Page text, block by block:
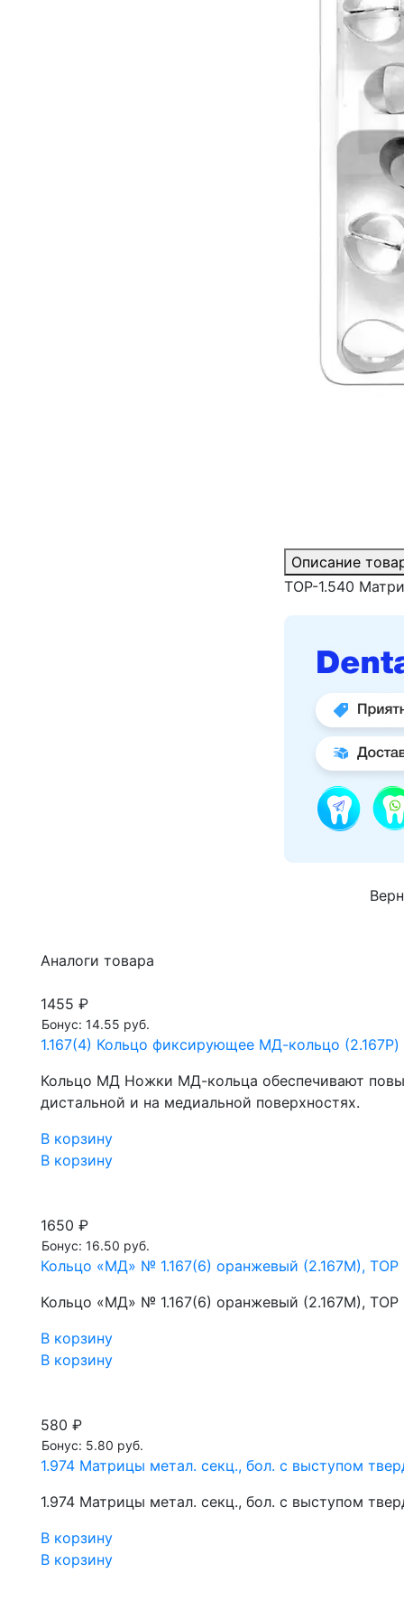
Описание
ТОР-1.540
Аналоги товара
1455 ₽
Бонус: 14.55 руб.
1.167(4) Кольцо фиксирующее МД-кольцо
Кольцо МД Ножки МД-кольца обеспечивают
дистальной и на медиальной поверхностях.
В корзину
В корзину
1650 ₽
Бонус: 16.50 руб.
Кольцо «МД» № 1.167(6) оранжевый (2.167М),
Кольцо «МД» № 1.167(6) оранжевый (2.167М),
В корзину
В корзину
580 ₽
Бонус: 5.80 руб.
1.974 Матрицы метал. секц., бол. с выступом
1.974 Матрицы метал. секц., бол. с выступом
В корзину
В корзину